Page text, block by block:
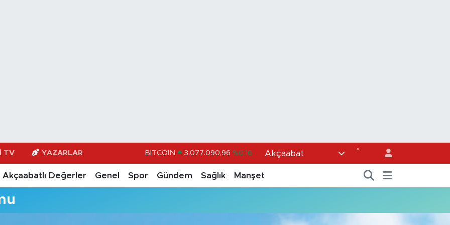
TV YAZARLAR BITCOIN 3.077.090,96 %0.16
DOLAR 47,6006 %0.06
EURO 55,0250 %0.02
Akçaabat °
Akçaabatlı Değerler Genel Spor Gündem Sağlık Manşet